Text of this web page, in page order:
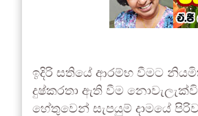
ඉදිරි සතියේ ආරම්භ වීමට
දුෂ්කරතා ඇති වීම
හේතුවෙන් සැපයුම් දාමයේ